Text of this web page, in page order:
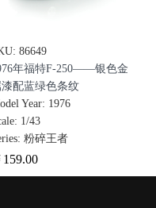
86649
年福特F-250——银色金
漆配蓝绿色条纹
Year: 1976
1/43
粉碎王者
159.00